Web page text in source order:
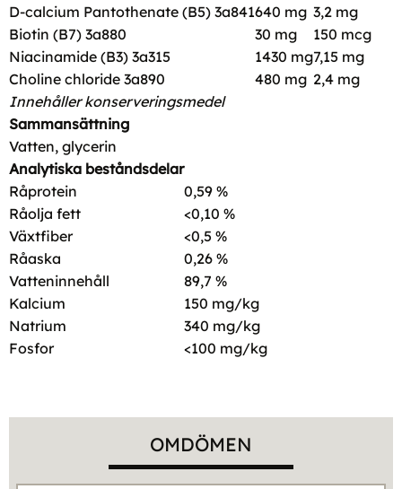
D-calcium Pantothenate (B5) 3a841640 mg 3,2 mg
Biotin (B7) 3a880
30 mg
150 mcg
Niacinamide (B3) 3a315
1430 mg7,15 mg
Choline chloride 3a890
480 mg 2,4 mg
Innehåller konserveringsmedel
Sammansättning
Vatten, glycerin
Analytiska beståndsdelar
Råprotein
0,59 %
Råolja fett
<0,10 %
Växtfiber
<0,5 %
Råaska
0,26 %
Vatteninnehåll
89,7 %
Kalcium
150 mg/kg
Natrium
340 mg/kg
Fosfor
<100 mg/kg
OMDÖMEN